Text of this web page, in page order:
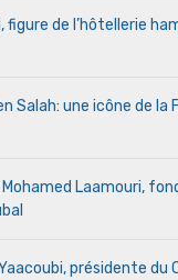
figure de l’hôtellerie
Salah: une icône de la
Laamouri,
présidente du